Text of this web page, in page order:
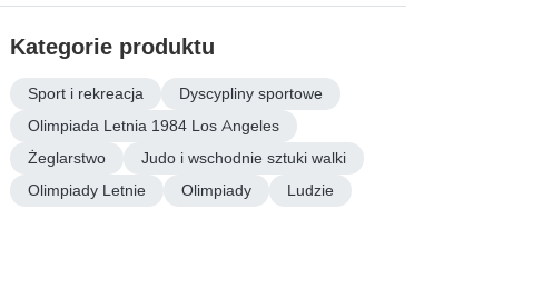
Kategorie produktu
Sport i rekreacja
Dyscypliny sportowe
Olimpiada Letnia 1984 Los Angeles
Żeglarstwo
Judo i wschodnie sztuki walki
Olimpiady Letnie
Olimpiady Ludzie